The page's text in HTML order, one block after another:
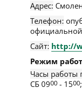
Адрес:
Телефон:
официальной
Сайт: http://
Режим
Часы работы
СБ 0900 - 1500